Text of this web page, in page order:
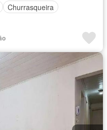
Churrasqueira